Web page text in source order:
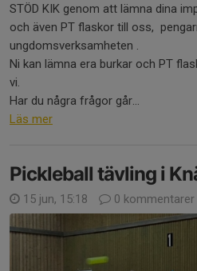
STÖD KIK genom att lämna dina
och även PT flaskor till oss,
ungdomsverksamheten .
Ni kan lämna era burkar och PT
vi.
Har du några frågor går...
Läs mer
Pickleball tävling i
15 jun, 15:18 0 kommentarer